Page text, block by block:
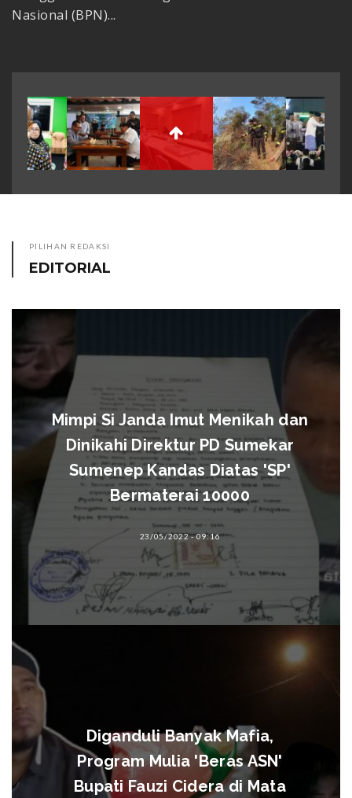
PILIHAN REDAKSI
EDITORIAL
Mimpi Si Janda Imut Menikah dan
Dinikahi Direktur PD Sumekar
Sumenep Kandas Diatas 'SP'
Bermaterai 10000
23/05/2022 - 09:16
Diganduli Banyak Mafia,
Program Mulia 'Beras ASN'
Bupati Fauzi Cidera di Mata